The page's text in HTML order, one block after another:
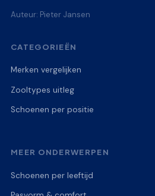
Auteur: Pieter Jansen
CATEGORIEËN
Merken vergelijken
Zooltypes uitleg
Schoenen per positie
MEER ONDERWERPEN
Schoenen per leeftijd